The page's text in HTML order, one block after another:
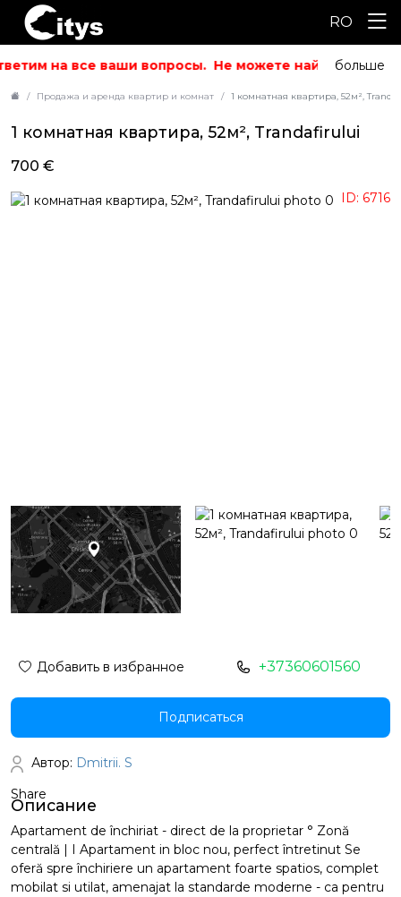
RO
на все ваши вопросы. Не можете найти то, что
больше
Продажа и аренда квартир и комнат 1 комнатная квартира, 52м²,
Описание
Apartament de închiriat - direct de la proprietar ° Zonă
centrală | I Apartament in bloc nou, perfect întretinut Se
oferă spre închiriere un apartament foarte spatios, complet
mobilat si utilat, amenajat la standarde moderne - ca pentru
1 комнатная квартира, 52м², Trandafirului
ID: 6716
700 €
Добавить в избранное +37360601560
Подписаться
Автор: Dmitrii. S
Share